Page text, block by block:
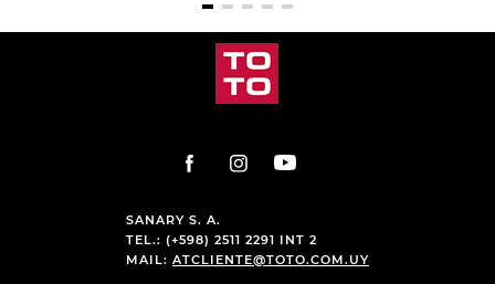
SANARY S. A.
TEL.: (+598) 2511 2291 INT 2
MAIL: ATCLIENTE@TOTO.COM.UY